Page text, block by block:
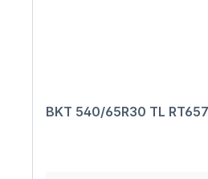
BKT 540/65R30 TL